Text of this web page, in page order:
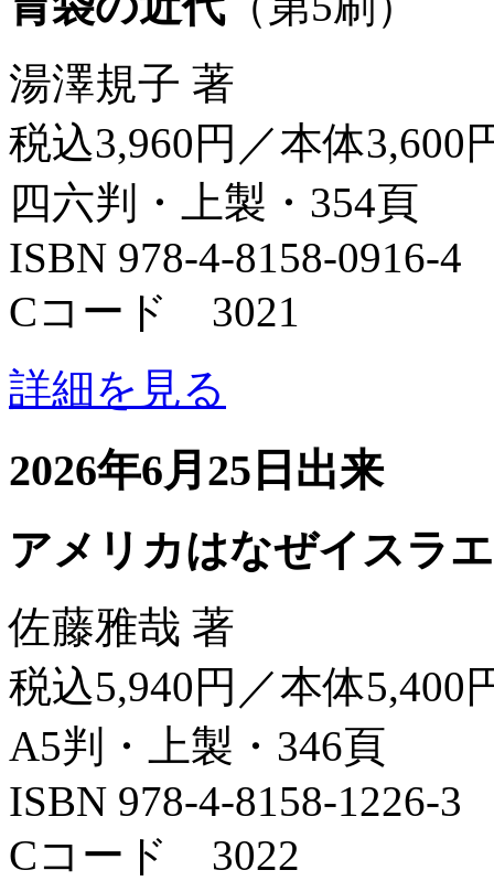
湯澤規子 著
税込3,960円／本体3,600
四六判・上製・354頁
ISBN 978-4-8158-0916-4
Cコード 3021
詳細を見る
2026年6月25日出来
アメリカはなぜイスラ
佐藤雅哉 著
税込5,940円／本体5,400
A5判・上製・346頁
ISBN 978-4-8158-1226-3
Cコード 3022